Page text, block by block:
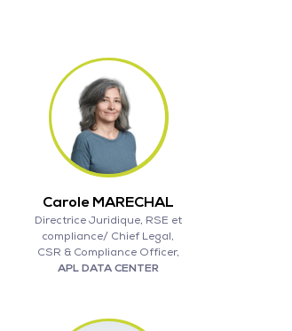
Carole MARECHAL
Directrice Juridique, RSE et
compliance/ Chief Legal,
CSR & Compliance Officer,
APL DATA CENTER